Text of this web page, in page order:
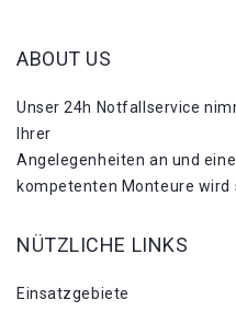
ABOUT US
Unser 24h Notfallservice
Ihrer
Angelegenheiten an und
kompetenten Monteure wird
NÜTZLICHE LINKS
Einsatzgebiete